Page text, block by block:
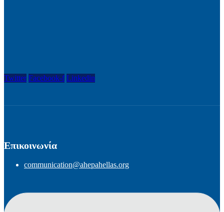
Twitter Facebook-f Linkedin
Επικοινωνία
communication@ahepahellas.org